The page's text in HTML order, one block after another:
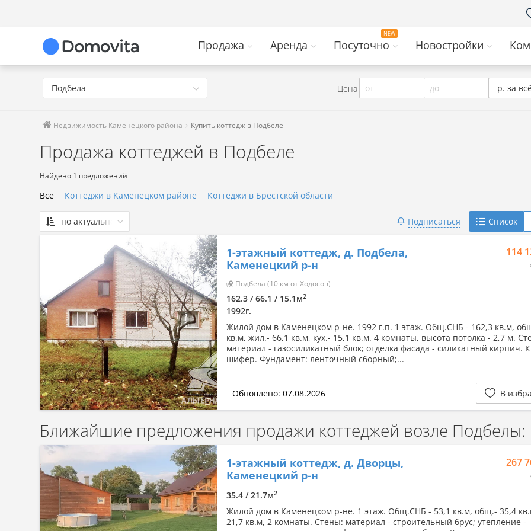
Продажа Аренда Посуточно Новостройки
Подбела Цена от до р. за
Недвижимость Каменецкого района Купить коттедж в Подбеле
Продажа коттеджей в Подбеле
Найдено 1 предложений
Все Коттеджи в Каменецком районе Коттеджи в Брестской области
по актуальности
По актуальности
Сначала дешевые
Сначала дорогие
По комнатности: большая →
малая
По комнатности: малая →
большая
По площади: большая → малая
По площади: малая → большая
Подписаться Список
1-этажный коттедж, д. Подбела,
Каменецкий р-н
Подбела (10 км от Ходосов)
114
162.3 / 66.1 / 15.1м2
1992г.
Жилой дом в Каменецком р-не. 1992 г.п. 1 этаж. Общ.СНБ - 162,3 кв.м,
кв.м, жил.- 66,1 кв.м, кух.- 15,1 кв.м. 4 комнаты, высота потолка - 2,7 м.
материал - газосиликатный блок; отделка фасада - силикатный кирпич.
шифер. Фундамент: ленточный сборный;...
Обновлено: 07.08.2026 В
Ближайшие предложения продажи коттеджей возле Подбелы:
1-этажный коттедж, д. Дворцы,
Каменецкий р-н
267
35.4 / 21.7м2
Жилой дом в Каменецком р-не. 1 этаж. Общ.СНБ - 53,1 кв.м, общ.- 35,4
21,7 кв.м, 2 комнаты. Стены: материал - строительный брус; утепление -